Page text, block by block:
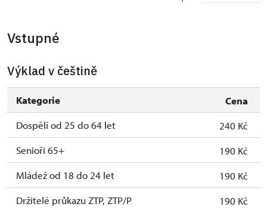
Vstupné
Výklad v češtině
Kategorie
Cena
Dospělí od 25 do 64 let
240 Kč
Senioři 65+
190 Kč
Mládež od 18 do 24 let
190 Kč
Držitelé průkazu ZTP, ZTP/P
190 Kč